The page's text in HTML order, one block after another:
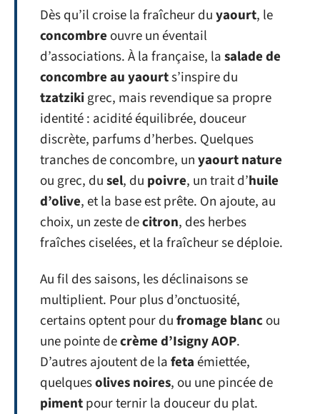
Dès qu’il croise la fraîcheur duyaourt, le
concombre ouvre un éventail
d’associations. À la française, lasalade de
concombre au yaourts’inspire du
tzatzikigrec, mais revendique sa propre
identité : acidité équilibrée, douceur
discrète, parfums d’herbes. Quelques
tranches de concombre, unyaourt nature
ou grec, dusel, du poivre, un trait d’huile
d’olive, et la base est prête. On ajoute, au
choix, un zeste decitron, des herbes
fraîches ciselées, et la fraîcheur se déploie.
Au fil des saisons, les déclinaisons se
multiplient. Pour plus d’onctuosité,
certains optent pour dufromage blancou
une pointe decrème d’Isigny AOP.
D’autres ajoutent de lafetaémiettée,
quelquesolives noires, ou une pincée de
pimentpour ternir la douceur du plat.